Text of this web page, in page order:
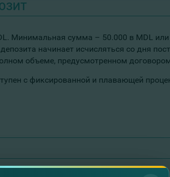
Минимальная сумма – 50.000 в MDL или
начинает исчисляться со дня
объеме, предусмотренном
с фиксированной и плавающей